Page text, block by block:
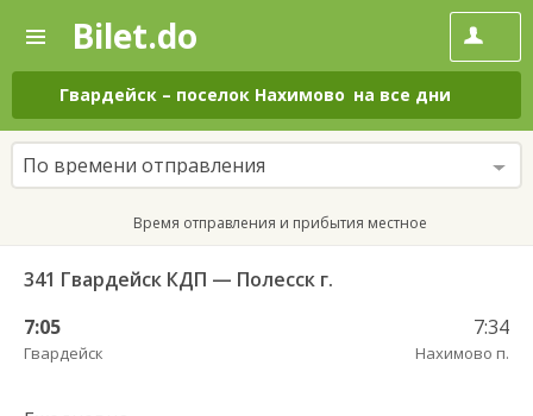
—
Поиск
и
покупка
билетов
на
автобус
онлайн
Bilet.do
Гвардейск – поселок Нахимово на все дни
По времени отправления
Время отправления и прибытия местное
341 Гвардейск КДП — Полесск г.
7:05
Гвардейск
7:34
Нахимово п.